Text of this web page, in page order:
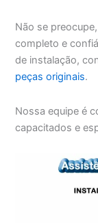
Não se
completo e
de instalação,
peças originais.
Nossa equipe é
capacitados e